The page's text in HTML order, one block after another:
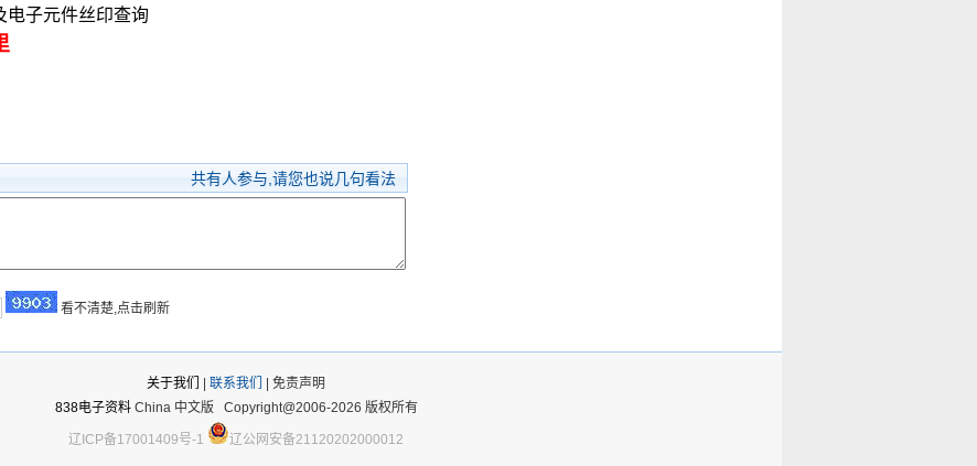
电子元件丝印查询
共有人参与,请您也说几句看法
看不清楚,点击刷新
关于我们 联系我们
| 免责声明
838电子资料China 中文版 Copyright@2006-2026 版权所有
辽ICP备17001409号-1 辽公网安备21120202000012